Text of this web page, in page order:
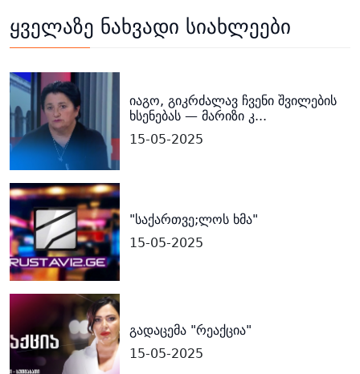
ყველაზე ნახვადი სიახლეები
იაგო, გიკრძალავ ჩვენი შვილების
ხსენებას — მარიზი კ...
15-05-2025
"საქართვე;ლოს ხმა"
15-05-2025
გადაცემა "რეაქცია"
15-05-2025